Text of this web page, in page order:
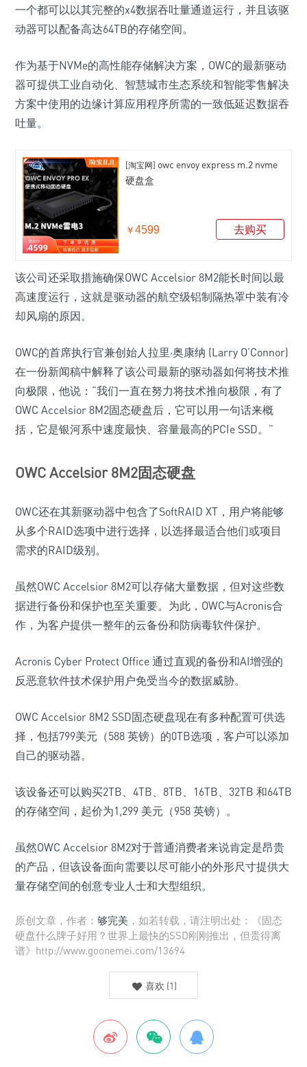
一个都可以以其完整的x4数据吞吐量通道运行，并且该驱
动器可以配备高达64TB的存储空间。
作为基于NVMe的高性能存储解决方案，OWC的最新驱动
器可提供工业自动化、智慧城市生态系统和智能零售解决
方案中使用的边缘计算应用程序所需的一致低延迟数据吞
吐量。
[淘宝网] owc envoy express m.2 nvme
硬盘盒
￥4599 去购买
该公司还采取措施确保OWC Accelsior 8M2能长时间以最
高速度运行，这就是驱动器的航空级铝制隔热罩中装有冷
却风扇的原因。
OWC的首席执行官兼创始人拉里·奥康纳 (Larry O’Connor)
在一份新闻稿中解释了该公司最新的驱动器如何将技术推
向极限，他说：“我们一直在努力将技术推向极限，有了
OWC Accelsior 8M2固态硬盘后，它可以用一句话来概
括，它是银河系中速度最快、容量最高的PCIe SSD。”
OWC Accelsior 8M2固态硬盘
OWC还在其新驱动器中包含了SoftRAID XT，用户将能够
从多个RAID选项中进行选择，以选择最适合他们或项目
需求的RAID级别。
虽然OWC Accelsior 8M2可以存储大量数据，但对这些数
据进行备份和保护也至关重要。为此，OWC与Acronis合
作，为客户提供一整年的云备份和防病毒软件保护。
Acronis Cyber​​ Protect Office 通过直观的备份和AI增强的
反恶意软件技术保护用户免受当今的数据威胁。
OWC Accelsior 8M2 SSD固态硬盘现在有多种配置可供选
择，包括799美元（588 英镑）的0TB选项，客户可以添加
自己的驱动器。
该设备还可以购买2TB、4TB、8TB、16TB、32TB 和64TB
的存储空间，起价为1,299 美元（958 英镑）。
虽然OWC Accelsior 8M2对于普通消费者来说肯定是昂贵
的产品，但该设备面向需要以尽可能小的外形尺寸提供大
量存储空间的创意专业人士和大型组织。
原创文章，作者： 够完美 ，如若转载，请注明出处：《固态
硬盘什么牌子好用？世界上最快的SSD刚刚推出，但贵得离
谱》http://www.goonemei.com/13694
喜欢 (1)